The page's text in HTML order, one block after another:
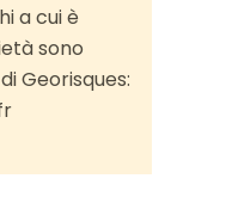
a cui è
sono
Georisques: